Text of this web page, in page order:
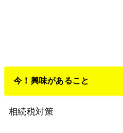
今！興味があること
相続税対策